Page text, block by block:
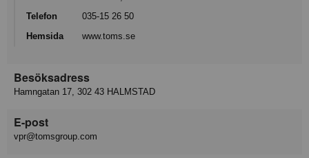
Telefon
035-15 26 50
Hemsida
www.toms.se
Besöksadress
Hamngatan 17, 302 43 HALMSTAD
E-post
vpr@tomsgroup.com